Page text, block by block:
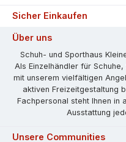
Sicher Einkaufen
Über uns
Schuh- und Sporthaus
Als Einzelhändler für
mit unserem vielfältigen
aktiven Freizeitgestaltung
Fachpersonal steht Ihnen in
Ausstattung
Unsere Communities